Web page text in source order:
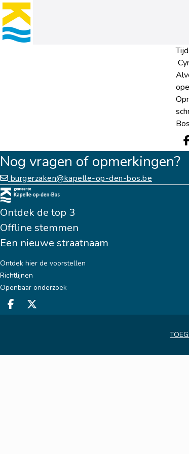
Nog vragen of opmerkingen?
burgerzaken@kapelle-op-den-bos.be
Ontdek de top 3
Offline stemmen
Een nieuwe straatnaam
Ontdek hier de voorstellen
Richtlijnen
Openbaar onderzoek
Deel op facebook
Deel op X